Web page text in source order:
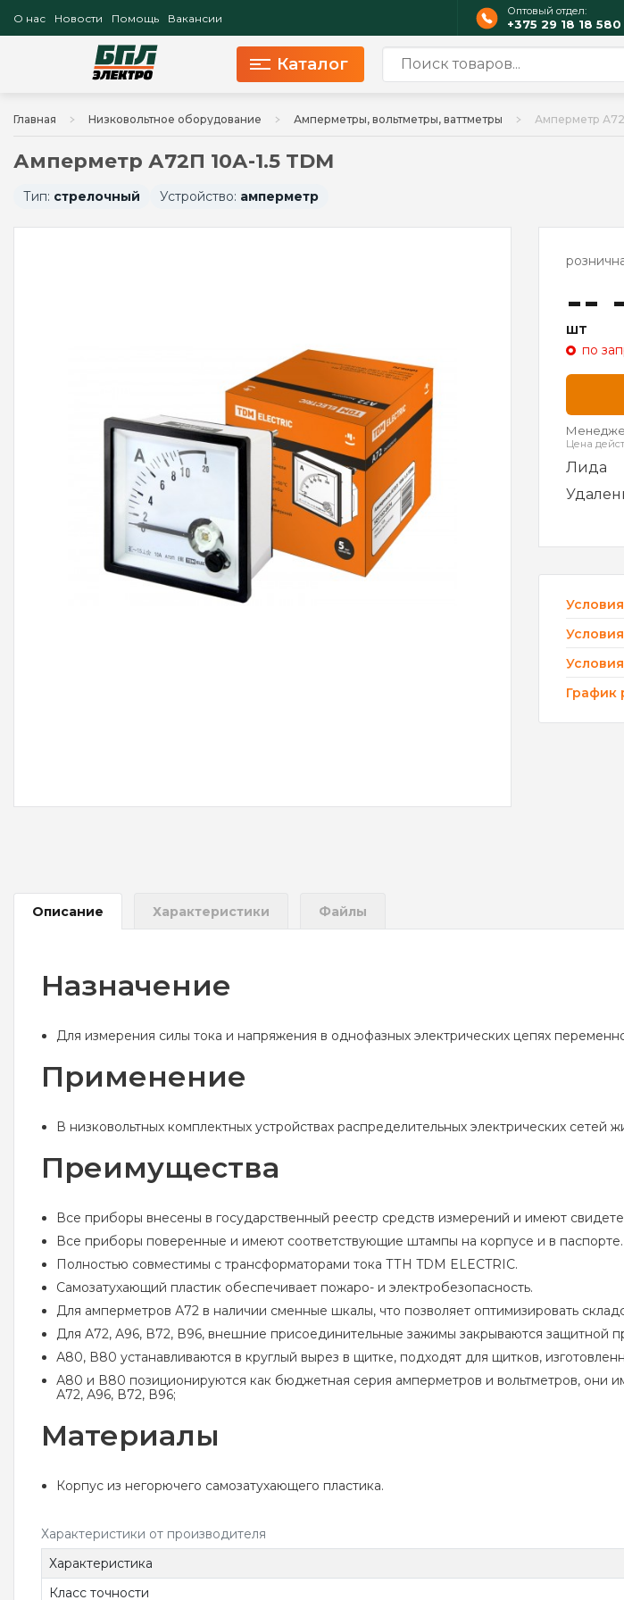
О нас Новости Помощь Вакансии
Оптовый отдел:
+375 29 18 18 580
Каталог
Главная Низковольтное оборудование Амперметры, вольтметры, ваттметры Амперметр
Амперметр А72П 10А-1.5 TDM
Тип: стрелочный Устройство: амперметр
--
шт
по
Цена
Лида
График
Описание Характеристики Файлы
Назначение
Для измерения силы тока и напряжения в однофазных электрических цепях
Применение
В низковольтных комплектных устройствах распределительных электрических сетей
Преимущества
Все приборы внесены в государственный реестр средств измерений и имеют
Все приборы поверенные и имеют соответствующие штампы на корпусе и в паспорте.
Полностью совместимы с трансформаторами тока ТТН TDM ELECTRIC.
Самозатухающий пластик обеспечивает пожаро- и электробезопасность.
Для амперметров А72 в наличии сменные шкалы, что позволяет оптимизировать
Для А72, А96, В72, В96, внешние присоединительные зажимы закрываются защитной
А80, В80 устанавливаются в круглый вырез в щитке, подходят для щитков,
А80 и В80 позиционируются как бюджетная серия амперметров и вольтметров, они
А72, А96, В72, В96;
Материалы
Корпус из негорючего самозатухающего пластика.
Характеристики от производителя
Характеристика
Класс точности